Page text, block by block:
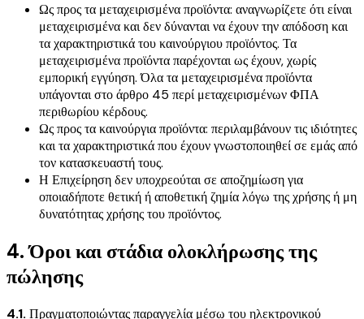
Ως προς τα μεταχειρισμένα προϊόντα: αναγνωρίζετε ότι είναι
μεταχειρισμένα και δεν δύνανται να έχουν την απόδοση και
τα χαρακτηριστικά του καινούργιου προϊόντος. Τα
μεταχειρισμένα προϊόντα παρέχονται ως έχουν, χωρίς
εμπορική εγγύηση. Όλα τα μεταχειρισμένα προϊόντα
υπάγονται στο άρθρο 45 περί μεταχειρισμένων ΦΠΑ
περιθωρίου κέρδους.
Ως προς τα καινούργια προϊόντα: περιλαμβάνουν τις ιδιότητες
και τα χαρακτηριστικά που έχουν γνωστοποιηθεί σε εμάς από
τον κατασκευαστή τους.
Η Επιχείρηση δεν υποχρεούται σε αποζημίωση για
οποιαδήποτε θετική ή αποθετική ζημία λόγω της χρήσης ή μη
δυνατότητας χρήσης του προϊόντος.
4. Όροι και στάδια ολοκλήρωσης της
πώλησης
4.1. Πραγματοποιώντας παραγγελία μέσω του ηλεκτρονικού